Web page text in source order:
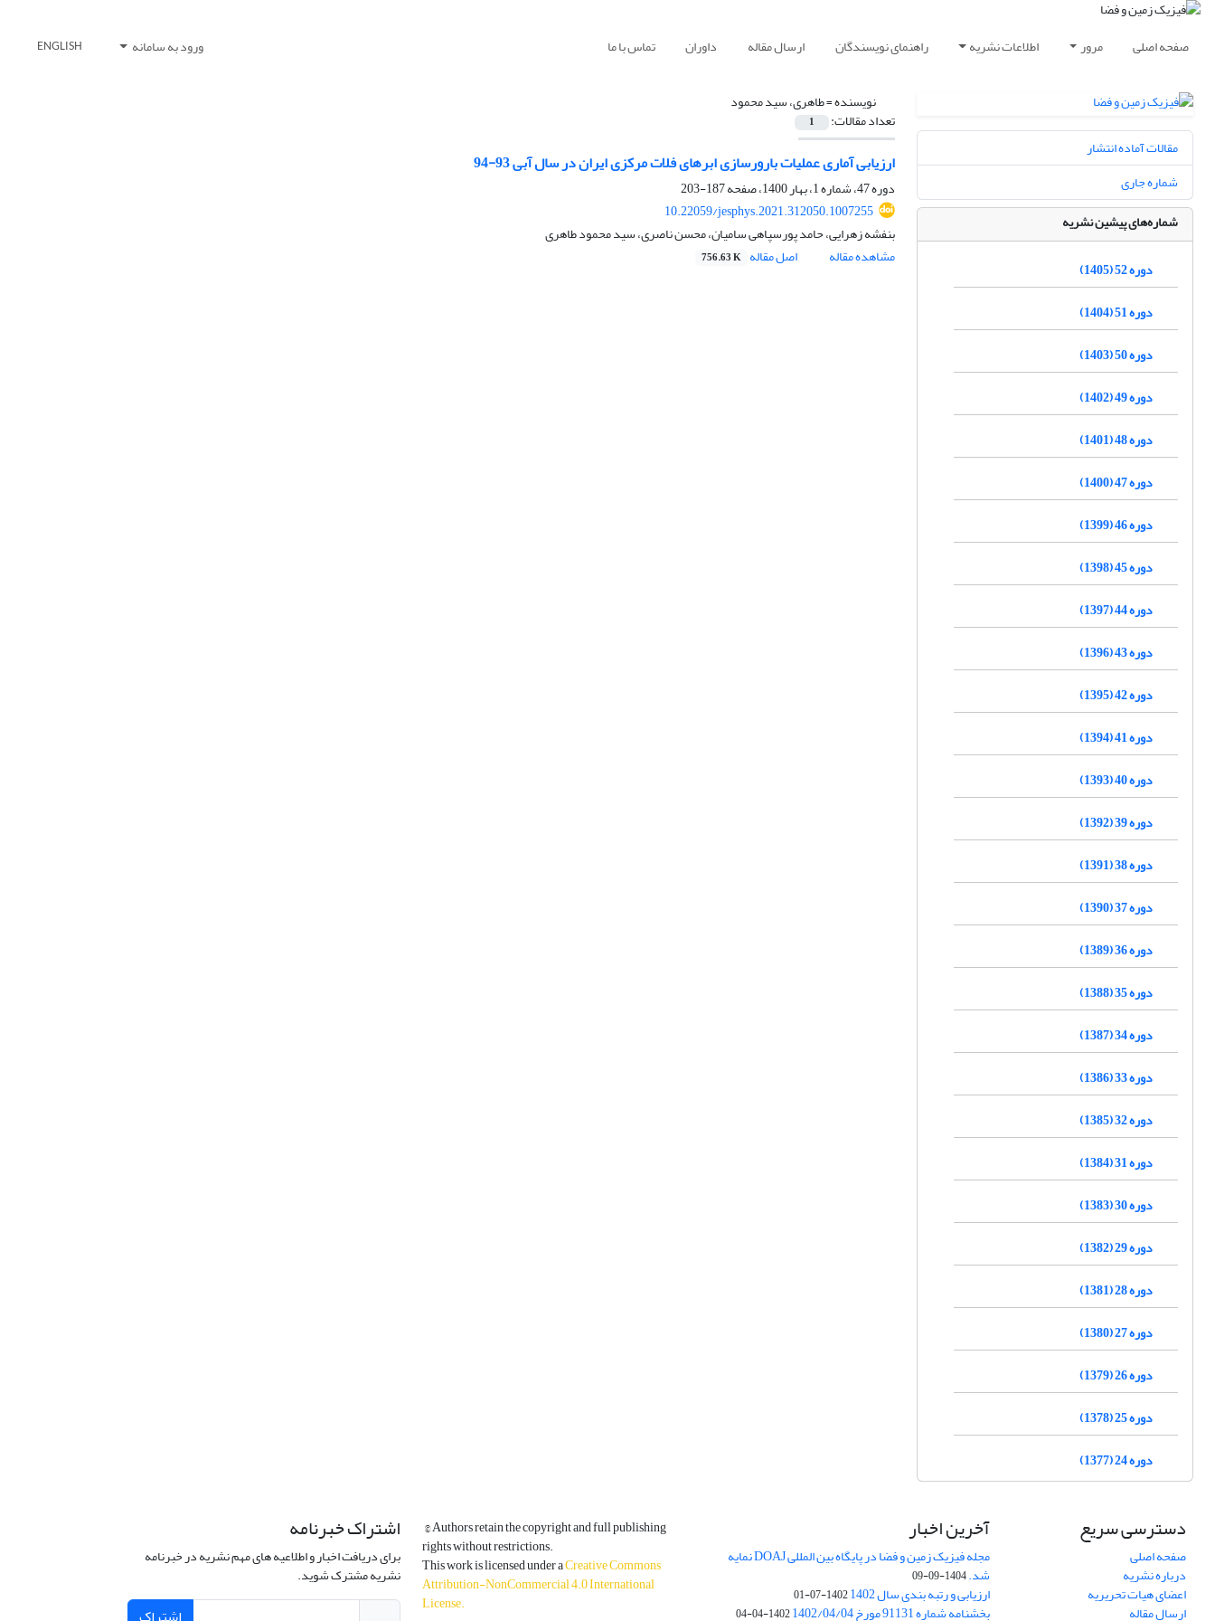
صفحه اصلی مرور اطلاعات نشریه راهنمای نویسندگان ارسال مقاله داوران تماس با ما ورود به سامانه ENGLISH
نویسنده =طاهری، سید محمود
تعداد مقالات: 1
ارزیابی آماری عملیات بارورسازی ابرهای فلات مرکزی ایران در سال آبی 93-94
دوره 47، شماره 1، بهار 1400، صفحه
187-203
10.22059/jesphys.2021.312050.1007255
بنفشه زهرایی، حامد پورسپاهی سامیان، محسن ناصری، سید محمود طاهری
مشاهده مقاله
اصل مقاله 756.63 K
مقالات آماده انتشار
شماره جاری
شماره‌های پیشین نشریه
دوره 52 (1405)
دوره 51 (1404)
دوره 50 (1403)
دوره 49 (1402)
دوره 48 (1401)
دوره 47 (1400)
دوره 46 (1399)
دوره 45 (1398)
دوره 44 (1397)
دوره 43 (1396)
دوره 42 (1395)
دوره 41 (1394)
دوره 40 (1393)
دوره 39 (1392)
دوره 38 (1391)
دوره 37 (1390)
دوره 36 (1389)
دوره 35 (1388)
دوره 34 (1387)
دوره 33 (1386)
دوره 32 (1385)
دوره 31 (1384)
دوره 30 (1383)
دوره 29 (1382)
دوره 28 (1381)
دوره 27 (1380)
دوره 26 (1379)
دوره 25 (1378)
دوره 24 (1377)
دسترسی سریع
صفحه اصلی
درباره نشریه
اعضای هیات تحریریه
ارسال مقاله
آخرین اخبار
مجله فیزیک زمین و فضا در پایگاه بین المللی DOAJ نمایه
شد.1404-09-09
ارزیابی و رتبه بندی سال 1402 1402-07-01
بخشنامه شماره 91131 مورخ 1402/04/04 1402-04-04
© Authors retain the copyright and full publishing
rights without restrictions.
This work is licensed under aCreative Commons
Attribution-NonCommercial 4.0 International
License.
اشتراک خبرنامه
برای دریافت اخبار و اطلاعیه های مهم نشریه در خبرنامه
نشریه مشترک شوید.